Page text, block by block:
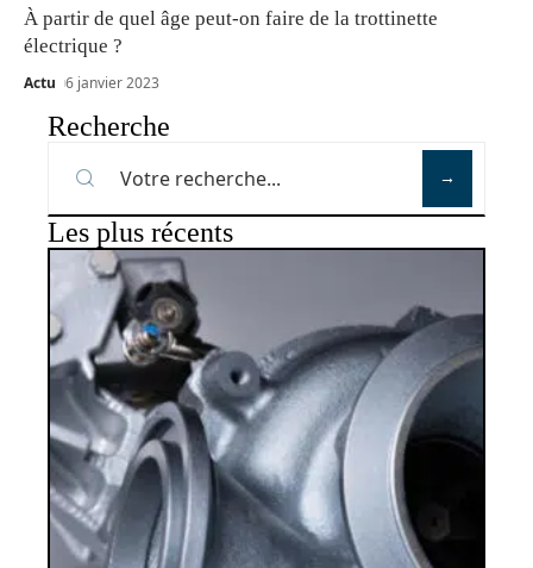
À partir de quel âge peut-on faire de la trottinette
électrique ?
Actu 6 janvier 2023
Recherche
Les plus récents